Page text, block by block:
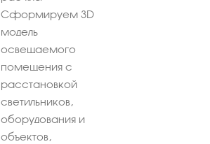
Сформируем 3D
модель
освещаемого
помещения с
расстановкой
светильников,
оборудования и
объектов,